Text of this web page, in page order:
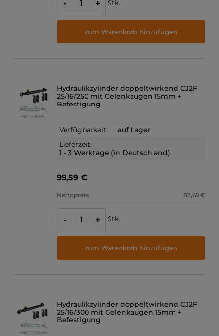
- + Stk.
zum Warenkorb hinzufügen
Hydraulikzylinder doppeltwirkend CJ2F
25/16/250 mit Gelenkaugen 15mm +
Befestigung
Verfügbarkeit:
auf Lager
Lieferzeit:
1 - 3 Werktage (in Deutschland)
99,59 €
Nettopreis: 83,69 €
- + Stk.
zum Warenkorb hinzufügen
Hydraulikzylinder doppeltwirkend CJ2F
25/16/300 mit Gelenkaugen 15mm +
Befestigung